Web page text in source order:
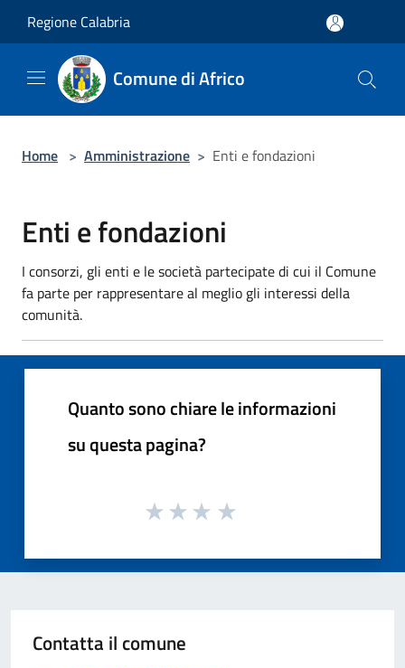
Regione Calabria
Comune di Africo
Home > Amministrazione > Enti e fondazioni
Enti e fondazioni
I consorzi, gli enti e le società partecipate di cui il Comune
fa parte per rappresentare al meglio gli interessi della
comunità.
Quanto sono chiare le informazioni
su questa pagina?
Contatta il comune